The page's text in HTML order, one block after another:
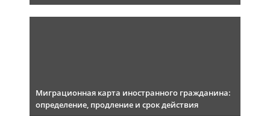
Миграционная карта иностранного гражданина:
определение, продление и срок действия